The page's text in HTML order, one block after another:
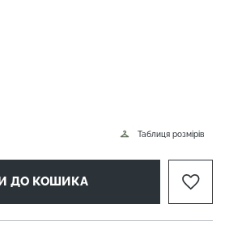
Таблиця розмірів
ДО КОШИКА